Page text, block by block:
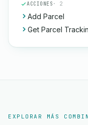
ACCIONES · 2
Add Parcel
Get Parcel
EXPLORAR MÁS